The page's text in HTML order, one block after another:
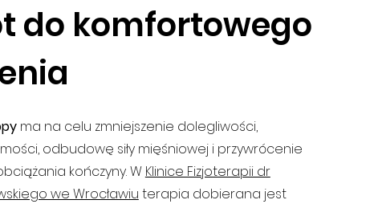
do komfortowego
ma na celu zmniejszenie dolegliwości,
odbudowę siły mięśniowej i przywrócenie
kończyny. W Klinice Fizjoterapii dr
we Wrocławiu terapia dobierana jest